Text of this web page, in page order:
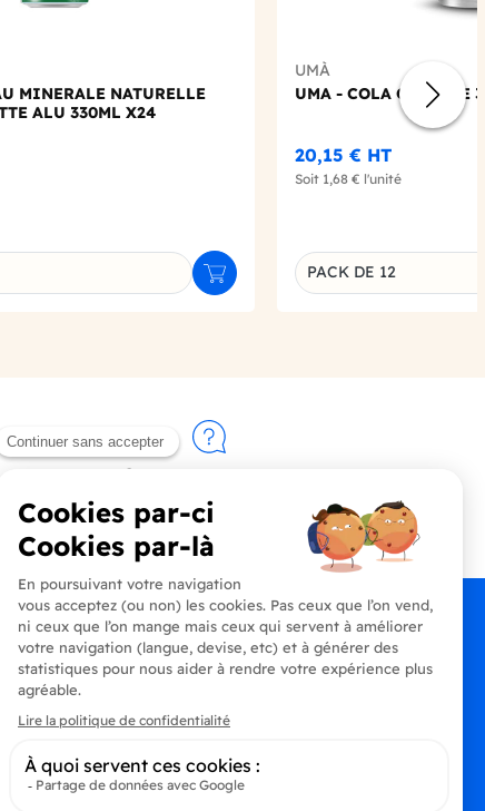
MINERALE NATURELLE
ALU 330ML X24
Ajouter au panier
UMÀ
UMA - COLA CANETTE
20,15 € HT
Soit 1,68 € l'unité
Déclinaison du produit
PACK DE 12
Contactez-nous
+33 (0)4 90 91 20 80